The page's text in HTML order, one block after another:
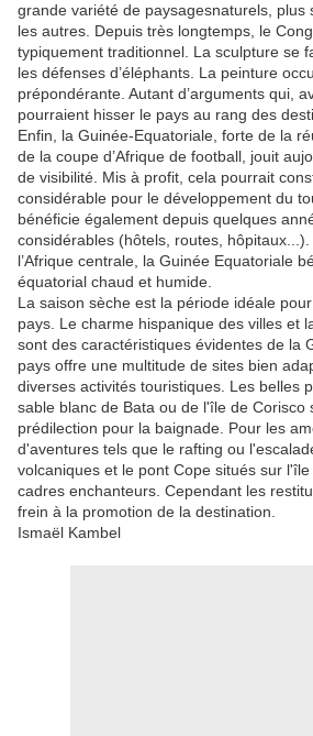
grande variété de paysagesnaturels, plus
les autres. Depuis très longtemps, le
typiquement traditionnel. La sculpture se
les défenses d’éléphants. La peinture
prépondérante. Autant d’arguments qui,
pourraient hisser le pays au rang des
Enfin, la Guinée-Equatoriale, forte de la
de la coupe d’Afrique de football, jouit
de visibilité. Mis à profit, cela pourrait
considérable pour le développement du
bénéficie également depuis quelques
considérables (hôtels, routes,
l’Afrique centrale, la Guinée Equatoriale
équatorial chaud et humide.
La saison sèche est la période idéale
pays. Le charme hispanique des villes et
sont des caractéristiques évidentes de la
pays offre une multitude de sites bien
diverses activités touristiques. Les belles
sable blanc de Bata ou de l'île de Corisco
prédilection pour la baignade. Pour les
d'aventures tels que le rafting ou
volcaniques et le pont Cope situés sur
cadres enchanteurs. Cependant les
frein à la promotion de la destination.
Ismaël Kambel